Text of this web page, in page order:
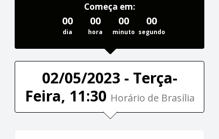
Começa em:
00
dia
00
hora
00
minuto
00
segundo
02/05/2023 - Terça-
Feira, 11:30 Horário de Brasília